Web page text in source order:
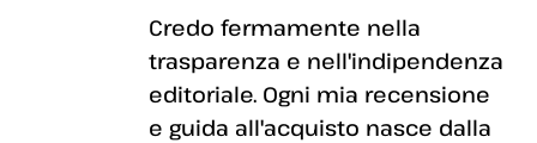
Credo fermamente nella
trasparenza e nell'indipendenza
editoriale. Ogni mia recensione
e guida all'acquisto nasce dalla